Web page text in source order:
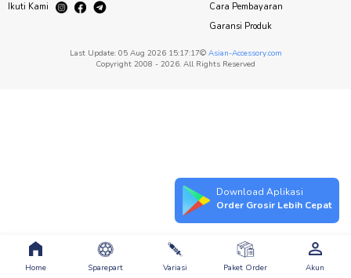
Download Aplikasi
Order Grosir Lebih Cepat
Ikuti Kami
Cara Pembayaran
Garansi Produk
Last Update: 05 Aug 2026 15:17:17© Asian-Accessory.com
Copyright 2008 - 2026. All Rights Reserved
Home Sparepart Variasi Paket Order Akun